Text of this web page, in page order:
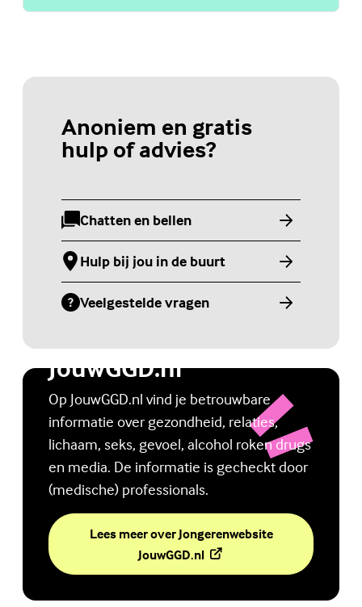
Anoniem en gratis
hulp of advies?
Chatten en bellen
(Externe link)
Hulp bij jou in de buurt
(Externe link)
Veelgestelde vragen
(Externe link)
Jongerenwebsite
JouwGGD.nl
Op JouwGGD.nl vind je betrouwbare
informatie over gezondheid, relaties,
lichaam, seks, gevoel, alcohol roken drugs
en media. De informatie is gecheckt door
(medische) professionals.
Lees meer over Jongerenwebsite
JouwGGD.nl(Externe link)